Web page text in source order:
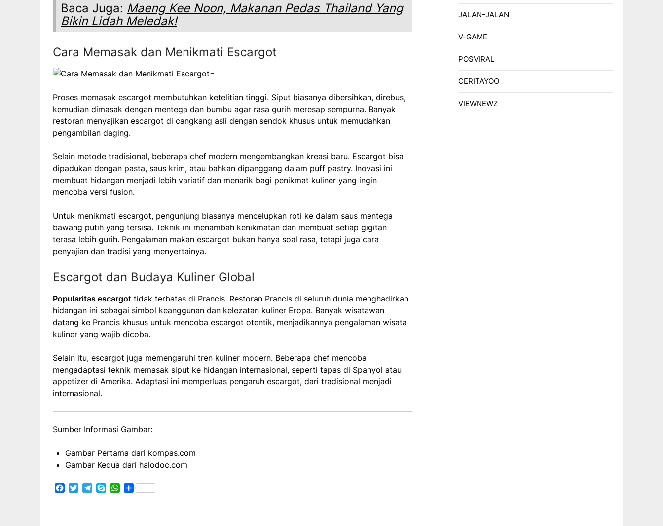
Baca Juga: Maeng Kee Noon, Makanan Pedas Thailand Yang
Bikin Lidah Meledak!
Cara Memasak dan Menikmati Escargot
Proses memasak escargot membutuhkan ketelitian tinggi. Siput biasanya dibersihkan, direbus,
kemudian dimasak dengan mentega dan bumbu agar rasa gurih meresap sempurna. Banyak
restoran menyajikan escargot di cangkang asli dengan sendok khusus untuk memudahkan
pengambilan daging.
Selain metode tradisional, beberapa chef modern mengembangkan kreasi baru. Escargot bisa
dipadukan dengan pasta, saus krim, atau bahkan dipanggang dalam puff pastry. Inovasi ini
membuat hidangan menjadi lebih variatif dan menarik bagi penikmat kuliner yang ingin
mencoba versi fusion.
Untuk menikmati escargot, pengunjung biasanya mencelupkan roti ke dalam saus mentega
bawang putih yang tersisa. Teknik ini menambah kenikmatan dan membuat setiap gigitan
terasa lebih gurih. Pengalaman makan escargot bukan hanya soal rasa, tetapi juga cara
penyajian dan tradisi yang menyertainya.
Escargot dan Budaya Kuliner Global
Popularitas escargot tidak terbatas di Prancis. Restoran Prancis di seluruh dunia menghadirkan
hidangan ini sebagai simbol keanggunan dan kelezatan kuliner Eropa. Banyak wisatawan
datang ke Prancis khusus untuk mencoba escargot otentik, menjadikannya pengalaman wisata
kuliner yang wajib dicoba.
Selain itu, escargot juga memengaruhi tren kuliner modern. Beberapa chef mencoba
mengadaptasi teknik memasak siput ke hidangan internasional, seperti tapas di Spanyol atau
appetizer di Amerika. Adaptasi ini memperluas pengaruh escargot, dari tradisional menjadi
internasional.
Sumber Informasi Gambar:
Gambar Pertama dari kompas.com
Gambar Kedua dari halodoc.com
Facebook
TwitterTelegram
SkypeWhatsApp
Share
JALAN-JALAN
V-GAME
POSVIRAL
CERITAYOO
VIEWNEWZ